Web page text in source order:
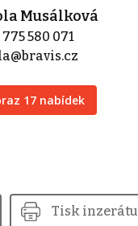
Musálková
580 071
17 nabídek
Tisk inzerátu